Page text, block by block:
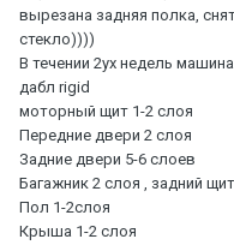
вырезана задняя полка,
стекло))))
В течении 2ух недель
дабл rigid
моторный щит 1-2 слоя
Передние двери 2 слоя
Задние двери 5-6 слоев
Багажник 2 слоя , задний
Пол 1-2слоя
Крыша 1-2 слоя